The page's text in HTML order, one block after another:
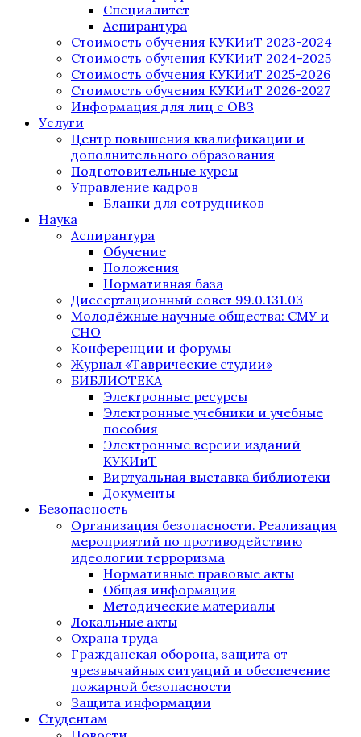
Специалитет
Аспирантура
Стоимость обучения КУКИиТ 2023-2024
Стоимость обучения КУКИиТ 2024-2025
Стоимость обучения КУКИиТ 2025-2026
Стоимость обучения КУКИиТ 2026-2027
Информация для лиц с ОВЗ
Услуги
Центр повышения квалификации и
дополнительного образования
Подготовительные курсы
Управление кадров
Бланки для сотрудников
Наука
Аспирантура
Обучение
Положения
Нормативная база
Диссертационный совет 99.0.131.03
Молодёжные научные общества: СМУ и
СНО
Конференции и форумы
Журнал «Таврические студии»
БИБЛИОТЕКА
Электронные ресурсы
Электронные учебники и учебные
пособия
Электронные версии изданий
КУКИиТ
Виртуальная выставка библиотеки
Документы
Безопасность
Организация безопасности. Реализация
мероприятий по противодействию
идеологии терроризма
Нормативные правовые акты
Общая информация
Методические материалы
Локальные акты
Охрана труда
Гражданская оборона, защита от
чрезвычайных ситуаций и обеспечение
пожарной безопасности
Защита информации
Студентам